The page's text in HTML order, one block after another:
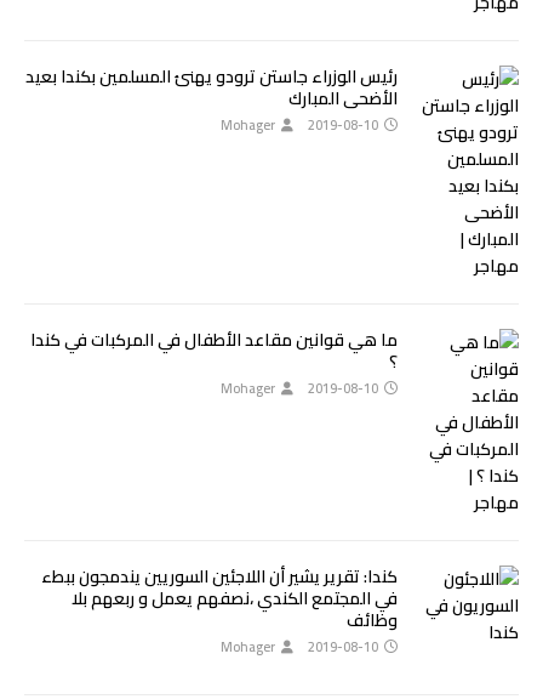
رئيس الوزراء جاستن ترودو يهنئ المسلمين بكندا بعيد
الأضحى المبارك
2019-08-10
Mohager
ما هي قوانين مقاعد الأطفال في المركبات في كندا
؟
2019-08-10
Mohager
كندا: تقرير يشير أن اللاجئين السوريين يندمجون ببطء
في المجتمع الكندي ،نصفهم يعمل و ربعهم بلا
وظائف
2019-08-10
Mohager